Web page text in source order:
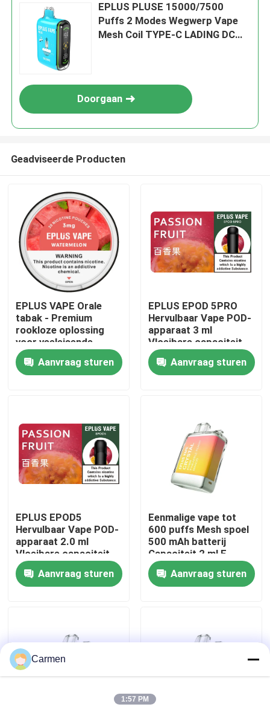
Thuis
Videos
Over ons
Fabrieksreis
Kwaliteitscontrole
Contacteer ons
Vozol damp
EPLUS PLUSE 15000/7500
Puffs 2 Modes Wegwerp Vape
Mesh Coil TYPE-C LADING DC
Doorgaan
Geadviseerde Producten
EPLUS VAPE Orale
tabak - Premium
rookloze oplossing
voor veeleisende
professionals
Aanvraag sturen
EPLUS EPOD 5PRO
Hervulbaar Vape POD-
apparaat 3 ml
Vloeibare capaciteit
20 mg/ml Nicotine
Aanvraag sturen
EPLUS EPOD5
Hervulbaar Vape POD-
apparaat 2.0 ml
Vloeibare capaciteit
20 mg/ml Nicotine 21
smaakopties
Aanvraag sturen
Eenmalige vape tot
600 puffs Mesh spoel
500 mAh batterij
Capaciteit 2 ml E-
vloeistof Ananas
Perzik Mango
Aanvraag sturen
Carmen
1:57 PM